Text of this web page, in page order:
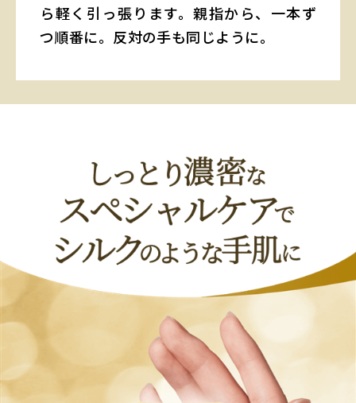
ら軽く引っ張ります。親指から、一本ず
つ順番に。反対の手も同じように。